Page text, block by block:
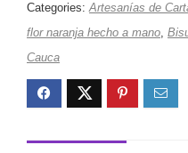
Categories:Artesanías de
flor naranja hecho a mano,
Cauca